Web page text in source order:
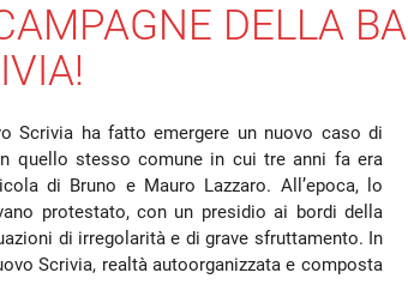
DELLA
Scrivia ha fatto emergere un nuovo caso di
quello stesso comune in cui tre anni fa era
di Bruno e Mauro Lazzaro. All’epoca, lo
protestato, con un presidio ai bordi della
di irregolarità e di grave sfruttamento. In
Scrivia, realtà autoorganizzata e composta